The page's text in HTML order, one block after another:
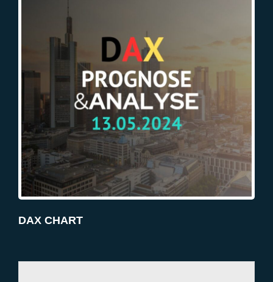
Über Traderpuls
Empfehle uns weiter!
DAX CHART